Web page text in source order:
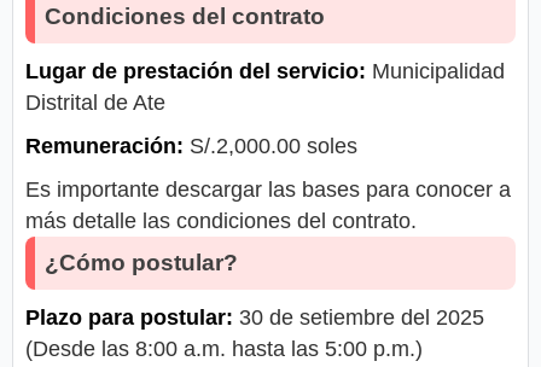
Condiciones del contrato
Lugar de prestación del servicio: Municipalidad
Distrital de Ate
Remuneración: S/.2,000.00 soles
Es importante descargar las bases para conocer a
más detalle las condiciones del contrato.
¿Cómo postular?
Plazo para postular: 30 de setiembre del 2025
(Desde las 8:00 a.m. hasta las 5:00 p.m.)